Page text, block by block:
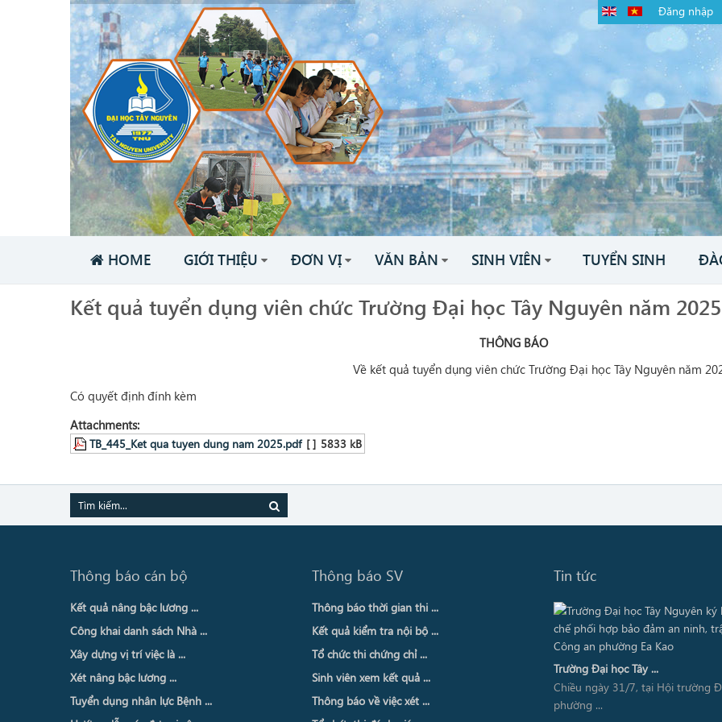
Đăng nhập
HOME GIỚI THIỆU ĐƠN VỊ VĂN BẢN SINH VIÊN TUYỂN SINH
Kết quả tuyển dụng viên chức Trường Đại học Tây Nguyên năm 2025
THÔNG BÁO
Về kết quả tuyển dụng viên chức Trường Đại học Tây Nguyên năm
Có quyết định đính kèm
Attachments:
TB_445_Ket qua tuyen dung nam 2025.pdf [ ] 5833 kB
Thông báo cán bộ
Kết quả nâng bậc lương ...
Công khai danh sách Nhà ...
Xây dựng vị trí việc là ...
Xét nâng bậc lương ...
Tuyển dụng nhân lực Bệnh ...
Thông báo SV
Thông báo thời gian thi ...
Kết quả kiểm tra nội bộ ...
Tổ chức thi chứng chỉ ...
Sinh viên xem kết quả ...
Thông báo về việc xét ...
Tin tức
Trường Đại học Tây ...
Chiều ngày 31/7, tại Hội trường
phường ...